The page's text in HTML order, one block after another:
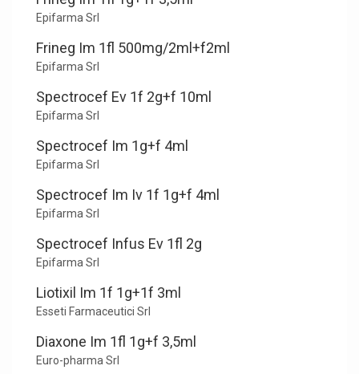
Epifarma Srl
Frineg Im 1fl 500mg/2ml+f2ml
Epifarma Srl
Spectrocef Ev 1f 2g+f 10ml
Epifarma Srl
Spectrocef Im 1g+f 4ml
Epifarma Srl
Spectrocef Im Iv 1f 1g+f 4ml
Epifarma Srl
Spectrocef Infus Ev 1fl 2g
Epifarma Srl
Liotixil Im 1f 1g+1f 3ml
Esseti Farmaceutici Srl
Diaxone Im 1fl 1g+f 3,5ml
Euro-pharma Srl